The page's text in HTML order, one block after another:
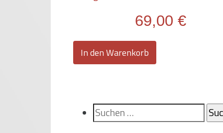
69,00€
In den Warenkorb
Suchen
nach: